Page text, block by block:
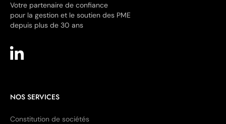
Votre partenaire de confiance
pour la gestion et le soutien des PME
depuis plus de 30 ans
NOS SERVICES
Constitution de sociétés